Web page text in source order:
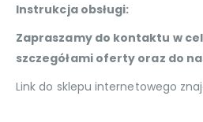
Instrukcja obsługi:
Zapraszamy do kontaktu w
szczegółami oferty oraz do
Link do sklepu internetowego